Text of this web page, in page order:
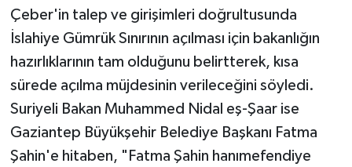
Çeber'in talep ve girişimleri doğrultusunda
İslahiye Gümrük Sınırının açılması için bakanlığın
hazırlıklarının tam olduğunu belirtterek, kısa
sürede açılma müjdesinin verileceğini söyledi.
Suriyeli Bakan Muhammed Nidal eş-Şaar ise
Gaziantep Büyükşehir Belediye Başkanı Fatma
Şahin'e hitaben, "Fatma Şahin hanımefendiye